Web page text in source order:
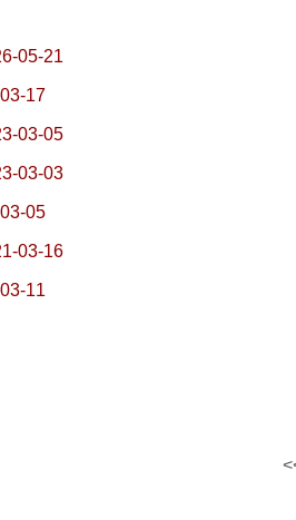
05-21
17
03-05
03-03
05
03-16
11